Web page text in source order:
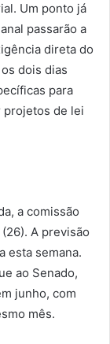
Um ponto já
passarão a
direta do
dois dias
para
projetos de lei
a comissão
A previsão
esta semana.
ao Senado,
junho, com
mês.